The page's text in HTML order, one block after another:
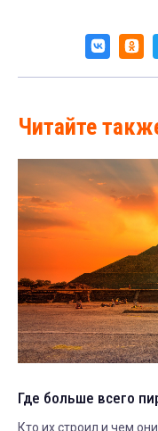
Читайте
Где больше всего
Кто их строил и чем